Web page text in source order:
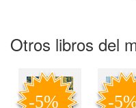
Otros libros del